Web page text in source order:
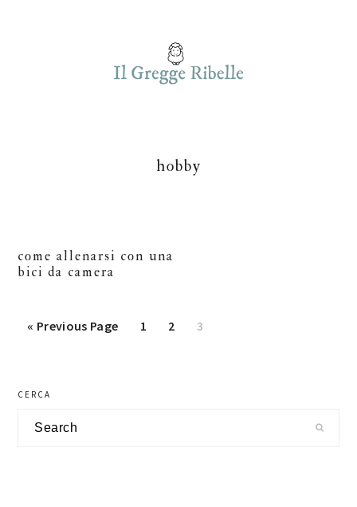
hobby
come allenarsi con una
bici da camera
« Go
Previous Page Page
1 Page
2 Page
3
primary
sidebar
CERCA
Search